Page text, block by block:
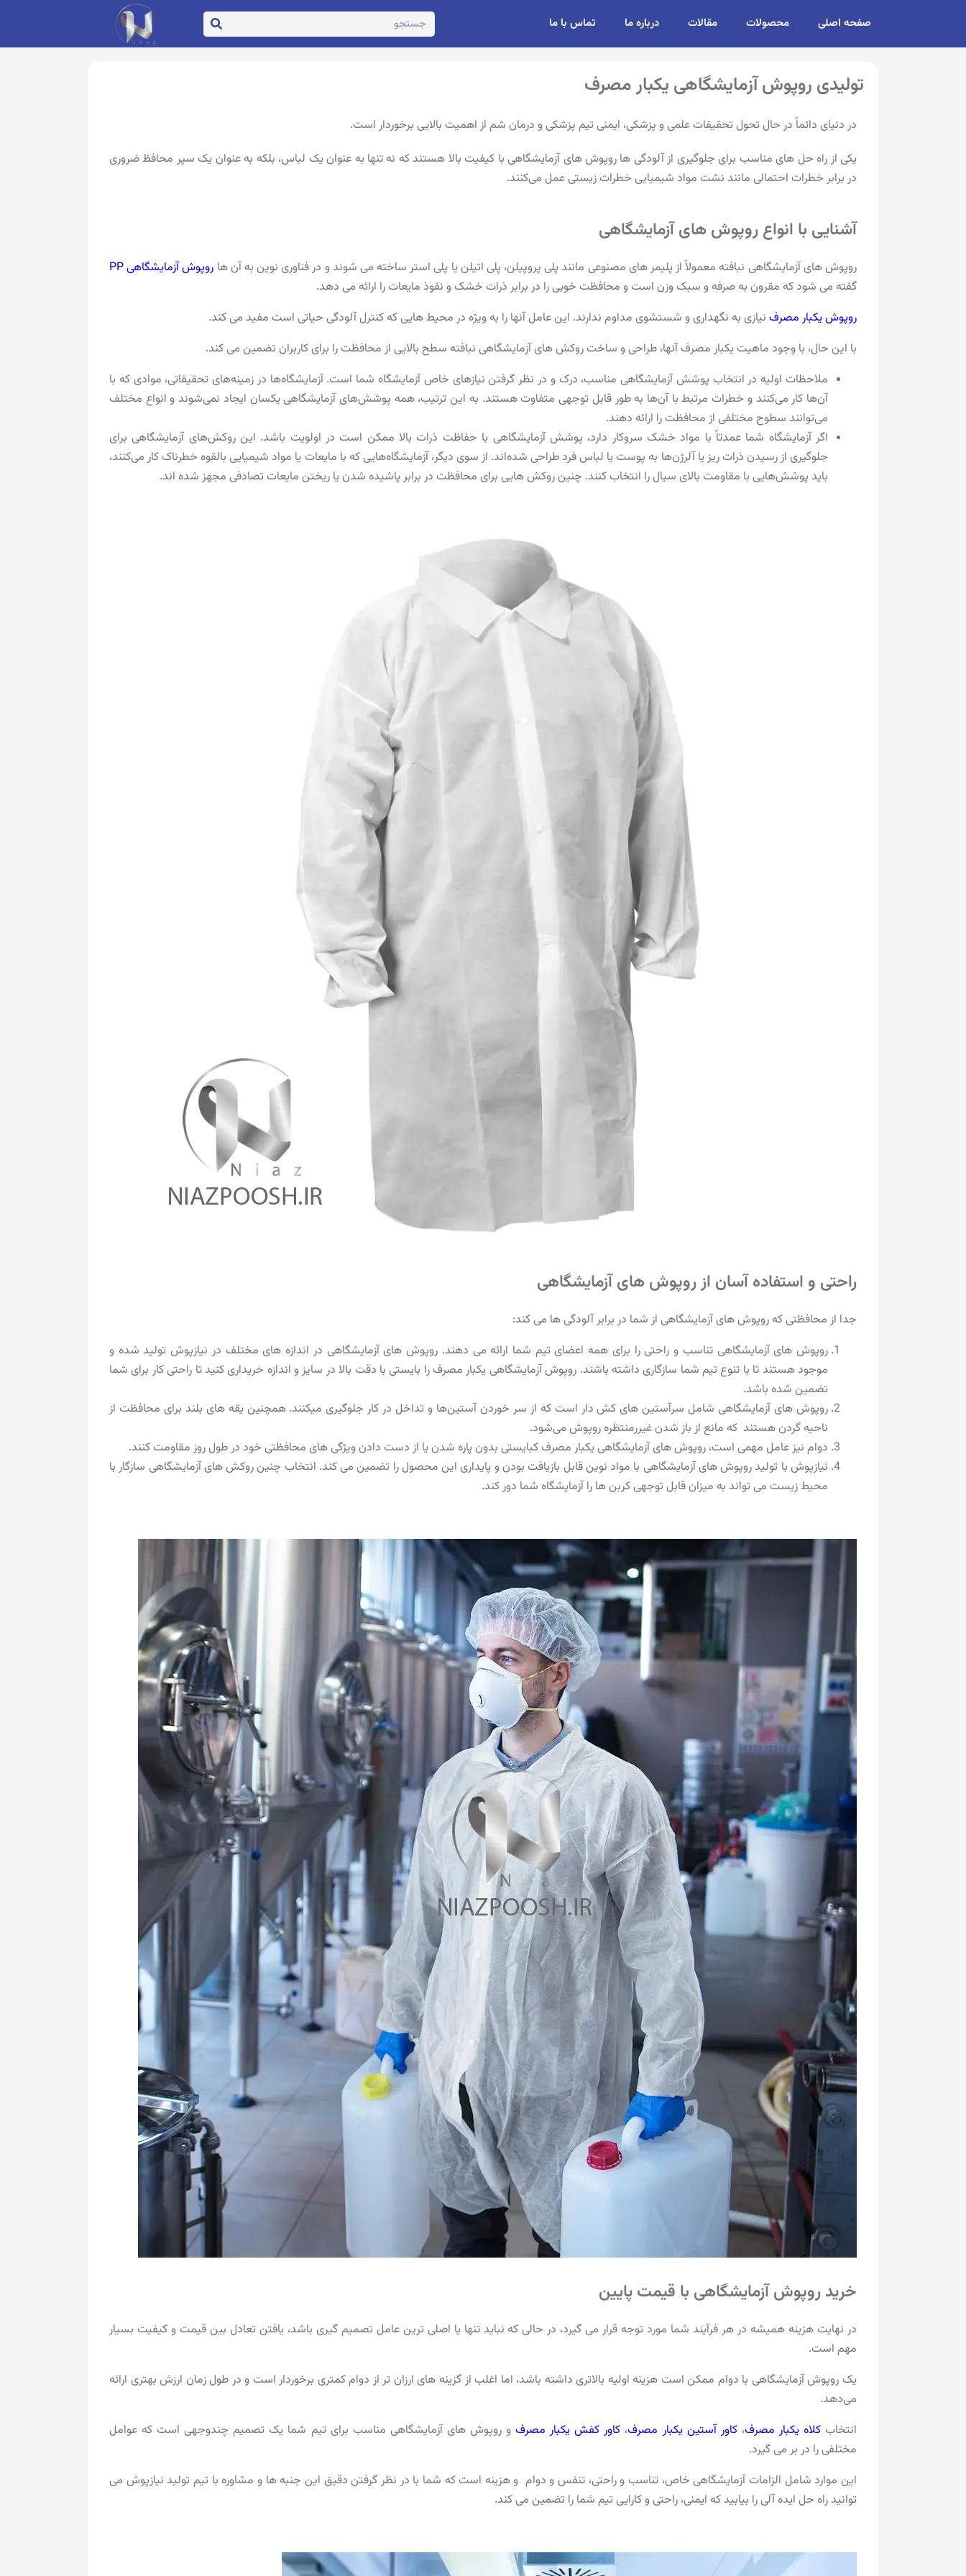
صفحه اصلی محصولات مقالات درباره ما تماس با ما
تولیدی روپوش آزمایشگاهی یکبار مصرف
در دنیای دائماً در حال تحول تحقیقات علمی و پزشکی، ایمنی تیم پزشکی و درمان شم از اهمیت بالایی برخوردار است.
یکی از راه حل های مناسب برای جلوگیری از آلودگی ها روپوش های آزمایشگاهی با کیفیت بالا هستند که نه تنها به عنوان یک لباس، بلکه به عنوان یک سپر محافظ ضروری
در برابر خطرات احتمالی مانند نشت مواد شیمیایی خطرات زیستی عمل می‌کنند.
آشنایی با انواع روپوش های آزمایشگاهی
روپوش های آزمایشگاهی نبافته معمولاً از پلیمر های مصنوعی مانند پلی پروپیلن، پلی اتیلن یا پلی استر ساخته می شوند و در فناوری نوین به آن ها روپوش آزمایشگاهی PP
گفته می شود که مقرون به صرفه و سبک وزن است و محافظت خوبی را در برابر ذرات خشک و نفوذ مایعات را ارائه می دهد.
روپوش یکبار مصرف نیازی به نگهداری و شستشوی مداوم ندارند. این عامل آنها را به ویژه در محیط هایی که کنترل آلودگی حیاتی است مفید می کند.
با این حال، با وجود ماهیت یکبار مصرف آنها، طراحی و ساخت روکش های آزمایشگاهی نبافته سطح بالایی از محافظت را برای کاربران تضمین می کند.
ملاحظات اولیه در انتخاب پوشش آزمایشگاهی مناسب، درک و در نظر گرفتن نیازهای خاص آزمایشگاه شما است. آزمایشگاه‌ها در زمینه‌های تحقیقاتی، موادی که با
آن‌ها کار می‌کنند و خطرات مرتبط با آن‌ها به طور قابل توجهی متفاوت هستند. به این ترتیب، همه پوشش‌های آزمایشگاهی یکسان ایجاد نمی‌شوند و انواع مختلف
می‌توانند سطوح مختلفی از محافظت را ارائه دهند.
اگر آزمایشگاه شما عمدتاً با مواد خشک سروکار دارد، پوشش آزمایشگاهی با حفاظت ذرات بالا ممکن است در اولویت باشد. این روکش‌های آزمایشگاهی برای
جلوگیری از رسیدن ذرات ریز یا آلرژن‌ها به پوست یا لباس فرد طراحی شده‌اند. از سوی دیگر، آزمایشگاه‌هایی که با مایعات یا مواد شیمیایی بالقوه خطرناک کار می‌کنند،
باید پوشش‌هایی با مقاومت بالای سیال را انتخاب کنند. چنین روکش هایی برای محافظت در برابر پاشیده شدن یا ریختن مایعات تصادفی مجهز شده اند.
راحتی و استفاده آسان از روپوش های آزمایشگاهی
جدا از محافظتی که روپوش های آزمایشگاهی از شما در برابر آلودگی ها می کند:
روپوش های آزمایشگاهی تناسب و راحتی را برای همه اعضای تیم شما ارائه می دهند. روپوش های آزمایشگاهی در اندازه های مختلف در نیازپوش تولید شده و
موجود هستند تا با تنوع تیم شما سازگاری داشته باشند. روپوش آزمایشگاهی یکبار مصرف را بایستی با دقت بالا در سایز و اندازه خریداری کنید تا راحتی کار برای شما
تضمین شده باشد.
روپوش های آزمایشگاهی شامل سرآستین‌ های کش دار است که از سر خوردن آستین‌ها و تداخل در کار جلوگیری میکنند. همچنین یقه‌ های بلند برای محافظت از
ناحیه گردن هستند که مانع از باز شدن غیررمنتظره روپوش می‌شود.
دوام نیز عامل مهمی است، روپوش های آزمایشگاهی یکبار مصرف کبایستی بدون پاره شدن یا از دست دادن ویژگی های محافظتی خود در طول روز مقاومت کنند.
نیازپوش با تولید روپوش های آزمایشگاهی با مواد نوین قابل بازیافت بودن و پایداری این محصول را تضمین می کند. انتخاب چنین روکش های آزمایشگاهی سازگار با
محیط زیست می تواند به میزان قابل توجهی کربن ها را آزمایشگاه شما دور کند.
خرید روپوش آزمایشگاهی با قیمت پایین
در نهایت هزینه همیشه در هر فرآیند شما مورد توجه قرار می گیرد، در حالی که نباید تنها یا اصلی ترین عامل تصمیم گیری باشد، یافتن تعادل بین قیمت و کیفیت بسیار
مهم است.
یک روپوش آزمایشگاهی با دوام ممکن است هزینه اولیه بالاتری داشته باشد، اما اغلب از گزینه‌ های ارزان‌ تر از دوام کمتری برخوردار است و در طول زمان ارزش بهتری ارائه
می‌دهد.
انتخابکلاه یکبار مصرف،کاور آستین یکبار مصرف، کاور کفش یکبار مصرفو روپوش های آزمایشگاهی مناسب برای تیم شما یک تصمیم چندوجهی است که عوامل
مختلفی را در بر می گیرد.
این موارد شامل الزامات آزمایشگاهی خاص، تناسب و راحتی، تنفس و دوام و هزینه است که شما با در نظر گرفتن دقیق این جنبه ها و مشاوره با تیم تولید نیازپوش می
توانید راه حل ایده آلی را بیابید که ایمنی، راحتی و کارایی تیم شما را تضمین می کند.